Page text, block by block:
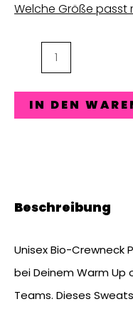
Welche Größe passt
Ewige
Liebe
Team
IN DEN
Beschreibung
Unisex Bio-Crewneck
bei Deinem Warm Up
Teams. Dieses